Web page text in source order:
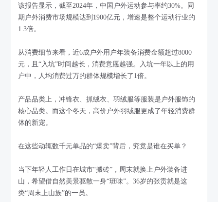
该报告显示，截至2024年，中国户外运动参与率约30%。同
期户外消费市场规模达到1900亿元，增速是整个运动行业的
1.3倍。
从消费细节来看，近6成户外用户年装备消费金额超过8000
元，且“入坑”时间越长，消费意愿越强。入坑一年以上的用
户中，人均消费过万的群体规模增长了1倍。
产品品类上，冲锋衣、抓绒衣、羽绒服等服装是户外服饰的
核心品类。而这个冬天，高价户外羽绒服更成了年轻消费群
体的新宠。
在这些动辄数千元单品的“爆卖”背后，究竟是谁在买单？
当下年轻人工作日在城市“搬砖”，周末就换上户外装备进
山，希望借自然美景驱散一身“班味”。36岁的张贡就是这
类“周末上山族”的一员。